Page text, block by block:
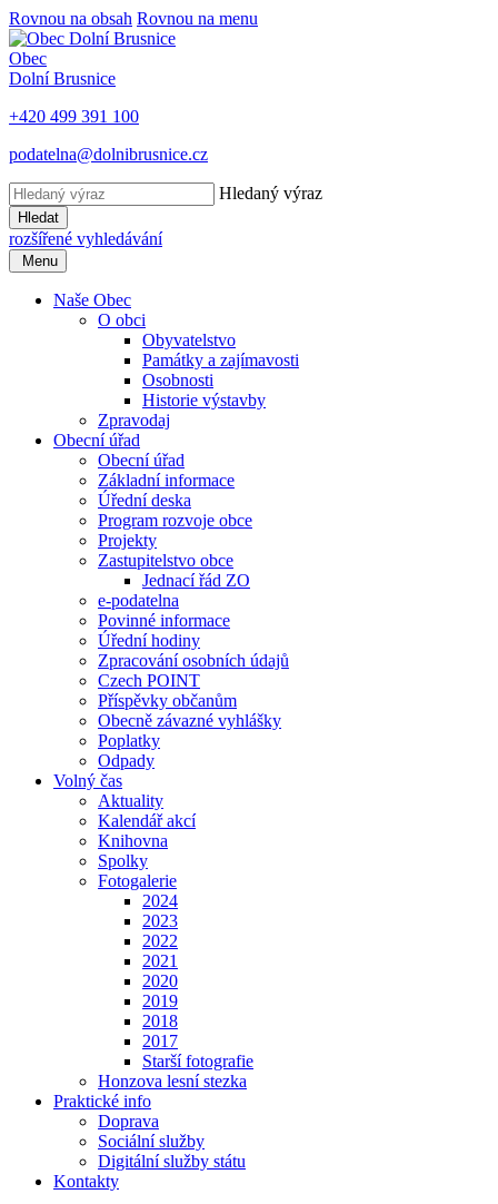
Rovnou na obsah Rovnou na menu
Obec
Dolní Brusnice
+420 499 391 100
podatelna@dolnibrusnice.cz
Hledaný výraz
Hledat
rozšířené vyhledávání
Menu
Naše Obec
O obci
Obyvatelstvo
Památky a zajímavosti
Osobnosti
Historie výstavby
Zpravodaj
Obecní úřad
Obecní úřad
Základní informace
Úřední deska
Program rozvoje obce
Projekty
Zastupitelstvo obce
Jednací řád ZO
e-podatelna
Povinné informace
Úřední hodiny
Zpracování osobních údajů
Czech POINT
Příspěvky občanům
Obecně závazné vyhlášky
Poplatky
Odpady
Volný čas
Aktuality
Kalendář akcí
Knihovna
Spolky
Fotogalerie
2024
2023
2022
2021
2020
2019
2018
2017
Starší fotografie
Honzova lesní stezka
Praktické info
Doprava
Sociální služby
Digitální služby státu
Kontakty